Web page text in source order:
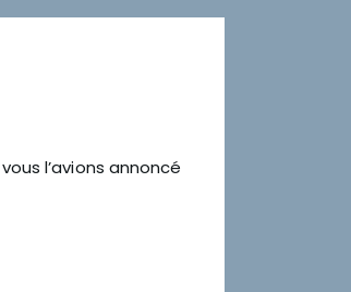
l’avions annoncé